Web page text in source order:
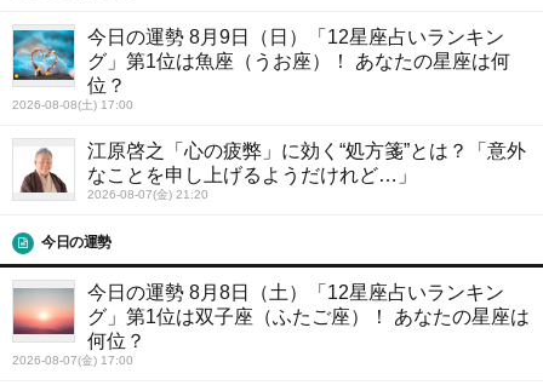
今日の運勢 8月9日（日）「12星座占いランキン
グ」第1位は魚座（うお座）！ あなたの星座は何
位？
2026-08-08(土) 17:00
江原啓之「心の疲弊」に効く“処方箋”とは？「意外
なことを申し上げるようだけれど…」
2026-08-07(金) 21:20
今日の運勢
今日の運勢 8月8日（土）「12星座占いランキン
グ」第1位は双子座（ふたご座）！ あなたの星座は
何位？
2026-08-07(金) 17:00